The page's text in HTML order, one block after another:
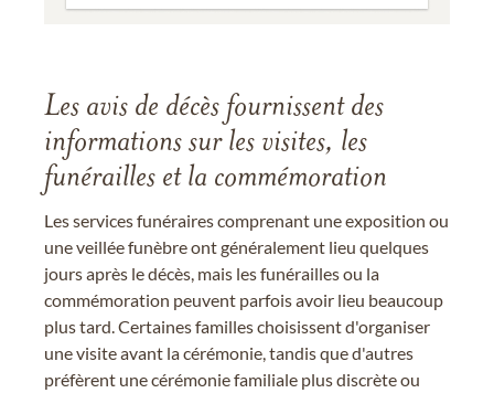
Les avis de décès fournissent des
informations sur les visites, les
funérailles et la commémoration
Les services funéraires comprenant une exposition ou
une veillée funèbre ont généralement lieu quelques
jours après le décès, mais les funérailles ou la
commémoration peuvent parfois avoir lieu beaucoup
plus tard. Certaines familles choisissent d'organiser
une visite avant la cérémonie, tandis que d'autres
préfèrent une cérémonie familiale plus discrète ou